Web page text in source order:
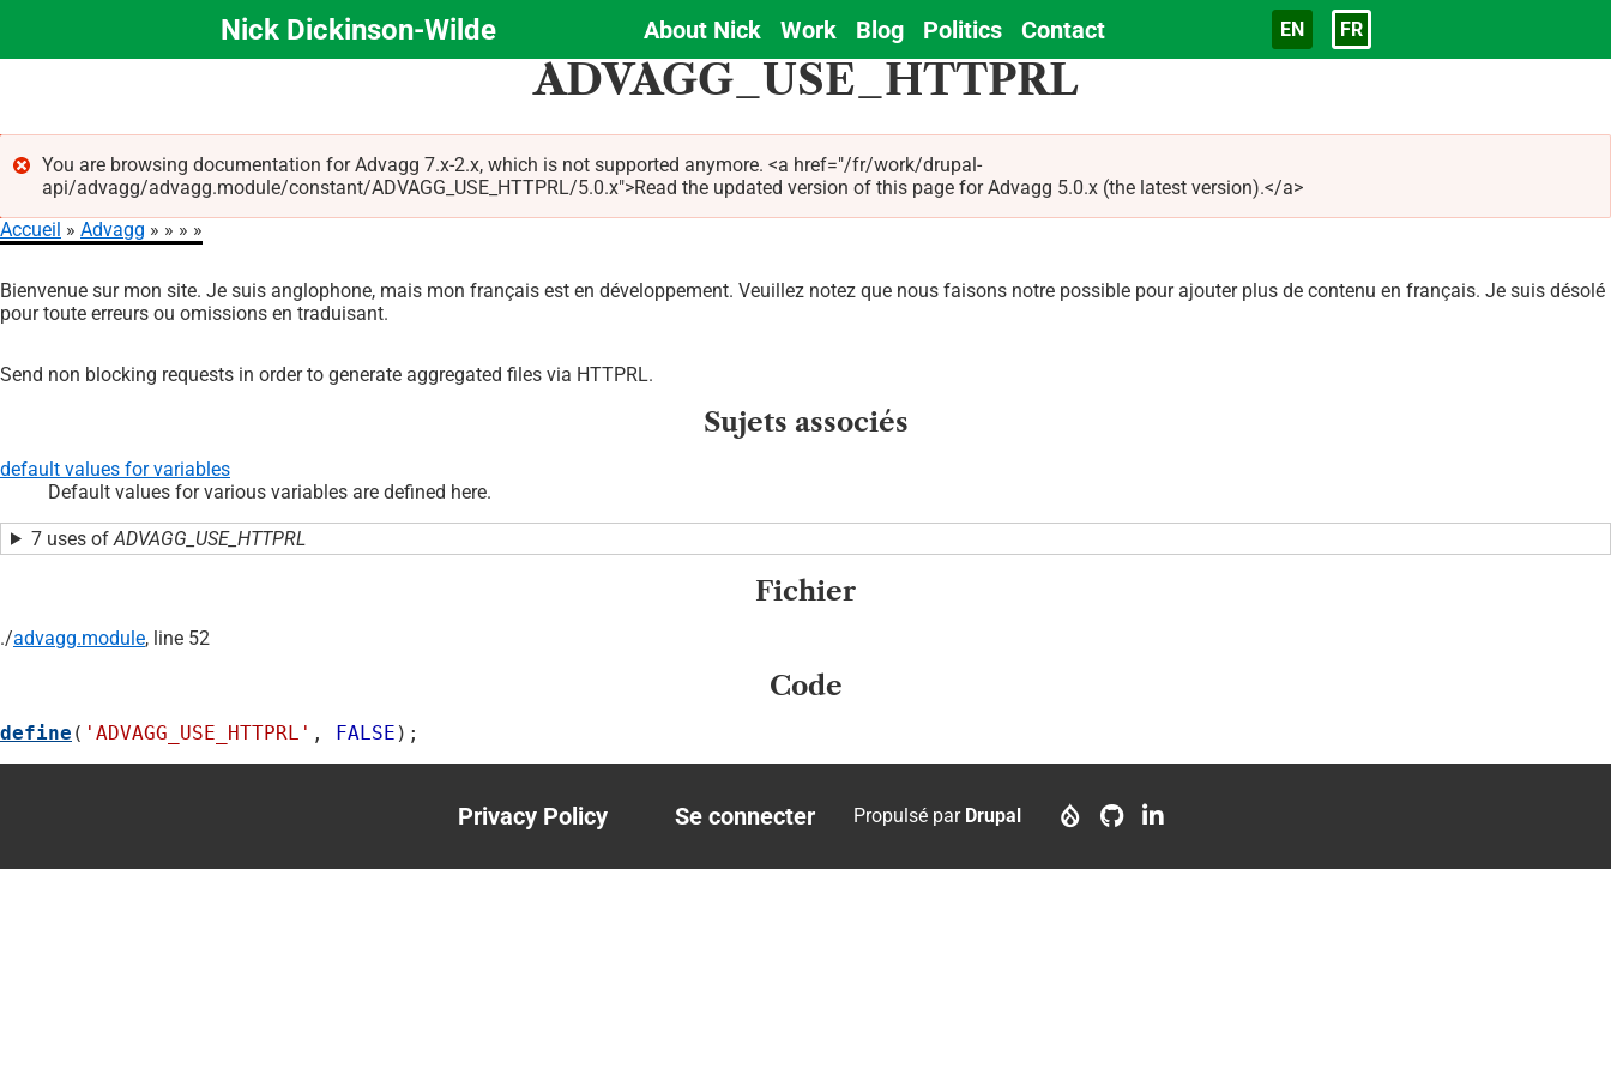
Aller
principal
Nick Dickinson-Wilde
Main
navigation
About Nick Work Blog Politics Contact Langue
EN FR
ADVAGG_USE_HTTPRL
Message
d'erreur
You are browsing documentation for Advagg 7.x-2.x, which is not supported anymore. <a href="/fr/work/drupal-
api/advagg/advagg.module/constant/ADVAGG_USE_HTTPRL/5.0.x">Read the updated version of this page for Advagg 5.0.x (the latest version).</a>
d'Ariane
Accueil Advagg
Bienvenue sur mon site. Je suis anglophone, mais mon français est en développement. Veuillez notez que nous faisons notre possible pour ajouter plus de contenu en français. Je suis désolé
pour toute erreurs ou omissions en traduisant.
Send non blocking requests in order to generate aggregated files via HTTPRL.
Sujets associés
default values for variables
Default values for various variables are defined here.
7 uses of ADVAGG_USE_HTTPRL
Fichier
./advagg.module, line 52
Code
define ( 'ADVAGG_USE_HTTPRL' , FALSE );
Footer
menu
Privacy Policy
account
Se connecter Propulsé par Drupal